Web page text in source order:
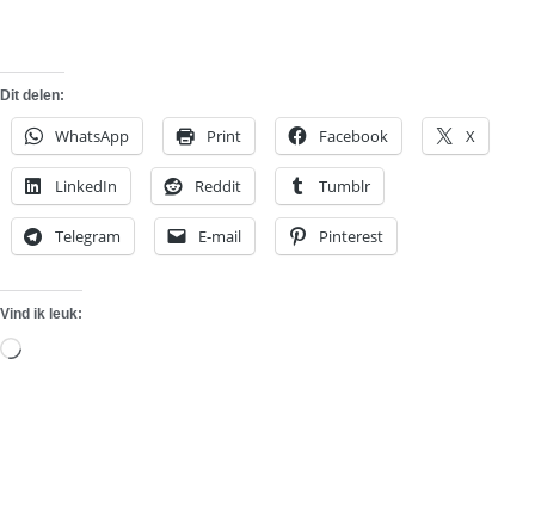
Dit delen:
WhatsApp Print Facebook X
LinkedIn Reddit Tumblr
Telegram E-mail Pinterest
Vind ik leuk:
Aan